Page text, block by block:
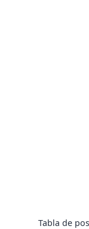
Tabla de